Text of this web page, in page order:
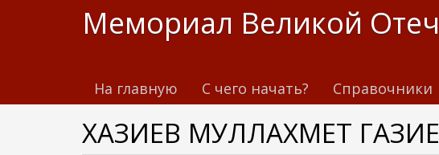
т
Мемориал Великой
На главную С чего начать? Справочники
ХАЗИЕВ МУЛЛАХМЕТ